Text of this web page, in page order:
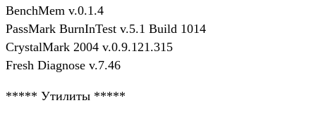
BenchMem v.0.1.4
PassMark BurnInTest v.5.1 Build 1014
CrystalMark 2004 v.0.9.121.315
Fresh Diagnose v.7.46
***** Утилиты *****